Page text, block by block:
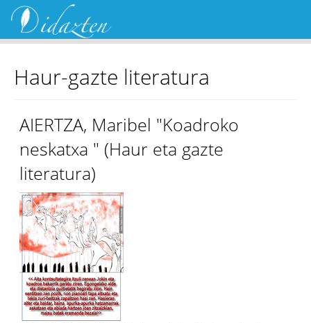
Haur-gazte literatura
AIERTZA, Maribel "Koadroko
neskatxa " (Haur eta gazte
literatura)